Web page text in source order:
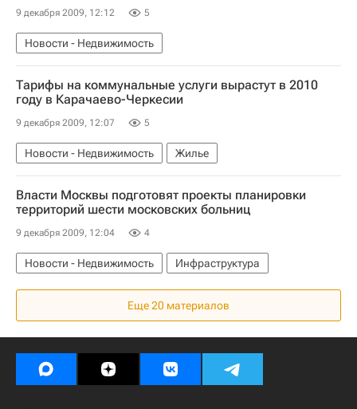
9 декабря 2009, 12:12 5
Новости - Недвижимость
Тарифы на коммунальные услуги вырастут в 2010
году в Карачаево-Черкесии
9 декабря 2009, 12:07 5
Новости - Недвижимость Жилье
Власти Москвы подготовят проекты планировки
территорий шести московских больниц
9 декабря 2009, 12:04 4
Новости - Недвижимость Инфраструктура
Еще 20 материалов